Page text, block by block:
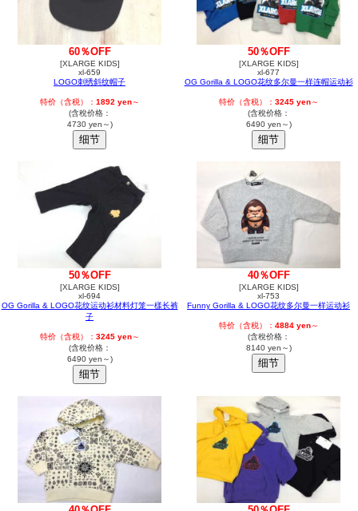
60％OFF
[XLARGE KIDS]
xl-659
LOGO刺绣斜纹帽子
特价（含税）： 1892 yen～
(含稅价格：
4730 yen～)
50％OFF
[XLARGE KIDS]
xl-677
OG Gorilla & LOGO花纹多尔曼一样连帽运动衫
特价（含税）： 3245 yen～
(含稅价格：
6490 yen～)
50％OFF
[XLARGE KIDS]
xl-694
OG Gorilla & LOGO花纹运动衫材料灯笼一樣长裤
子
特价（含税）： 3245 yen～
(含稅价格：
6490 yen～)
40％OFF
[XLARGE KIDS]
xl-753
Funny Gorilla & LOGO花纹多尔曼一样运动衫
特价（含税）： 4884 yen～
(含稅价格：
8140 yen～)